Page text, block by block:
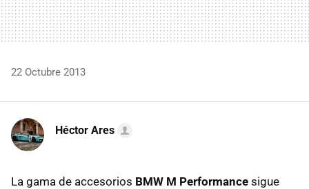
22 Octubre 2013
Héctor Ares
La gama de accesorios BMW M Performance sigue